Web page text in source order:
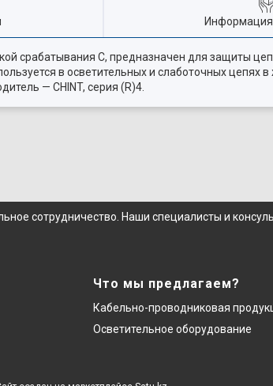
Информация
срабатывания C, предназначен для защиты
в осветительных и слаботочных цепях
— CHINT, серия (R)4.
сотрудничество. Наши специалисты и
Что мы предлагаем?
Кабельно-проводниковая
Осветительное оборудование